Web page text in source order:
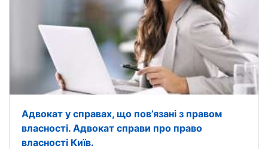
Адвокат у справах, що пов’язані з правом
власності. Адвокат справи про право
власності Київ.